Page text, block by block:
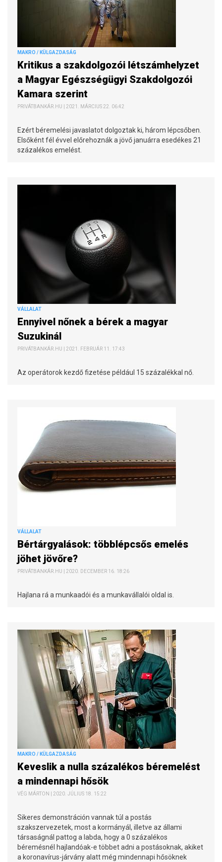
MAKRO / KÜLGAZDASÁG
Kritikus a szakdolgozói létszámhelyzet
a Magyar Egészségügyi Szakdolgozói
Kamara szerint
PRIVÁTBANKÁR.HU | 2021. MÁRCIUS 22. 06:42
Ezért béremelési javaslatot dolgoztak ki, három lépcsőben.
Elsőként fél évvel előrehoznák a jövő januárra esedékes 21
százalékos emelést.
VÁLLALAT
Ennyivel nőnek a bérek a magyar
Suzukinál
PRIVÁTBANKÁR.HU | 2021. FEBRUÁR 11. 17:43
Az operátorok kezdő fizetése például 15 százalékkal nő.
VÁLLALAT
Bértárgyalások: többlépcsős emelés
jöhet jövőre?
PRIVÁTBANKÁR.HU | 2020. DECEMBER 16. 18:26
Hajlana rá a munkaadói és a munkavállalói oldal is.
MAKRO / KÜLGAZDASÁG
Keveslik a nulla százalékos béremelést
a mindennapi hősök
VÉG MÁRTON | 2020. JÚLIUS 18. 15:22
Sikeres demonstráción vannak túl a postás
szakszervezetek, most a kormányál, illetve az állami
társaságnál pattog a labda, hogy a 0 százalékos
béremésnél hajlandóak-e többet adni a postásoknak, akiket
a koronavírus-járvány alatt még mindennapi hősöknek